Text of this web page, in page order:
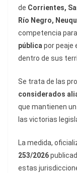
de Corrientes,
Río Negro,
competencia
públicapor peaje
dentro de sus
Se trata de las
considerados
que mantienen
las victorias
La medida,
253/2026
estas